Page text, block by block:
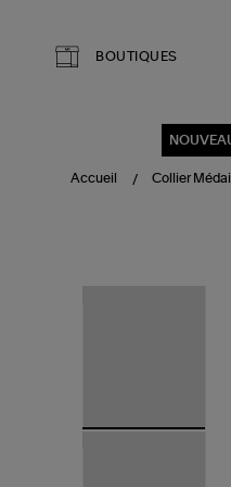
BOUTIQUES
Accueil Collier